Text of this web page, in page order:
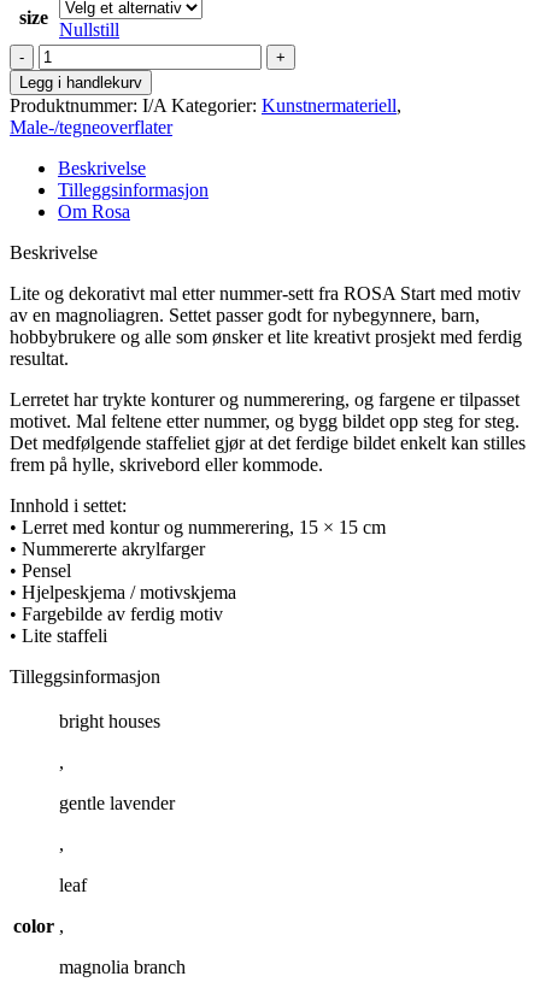
size
Nullstill
Rosa
-
Lerret
"paint
by
numbers"
sett
m/staffeli
antall
Legg i handlekurv
Produktnummer: I/A Kategorier: Kunstnermateriell,
Male-/tegneoverflater
Beskrivelse
Tilleggsinformasjon
Om Rosa
Beskrivelse
Lite og dekorativt mal etter nummer-sett fra ROSA Start med motiv
av en magnoliagren. Settet passer godt for nybegynnere, barn,
hobbybrukere og alle som ønsker et lite kreativt prosjekt med ferdig
resultat.
Lerretet har trykte konturer og nummerering, og fargene er tilpasset
motivet. Mal feltene etter nummer, og bygg bildet opp steg for steg.
Det medfølgende staffeliet gjør at det ferdige bildet enkelt kan stilles
frem på hylle, skrivebord eller kommode.
Innhold i settet:
• Lerret med kontur og nummerering, 15 × 15 cm
• Nummererte akrylfarger
• Pensel
• Hjelpeskjema / motivskjema
• Fargebilde av ferdig motiv
• Lite staffeli
Tilleggsinformasjon
color
bright houses
,
gentle lavender
,
leaf
,
magnolia branch